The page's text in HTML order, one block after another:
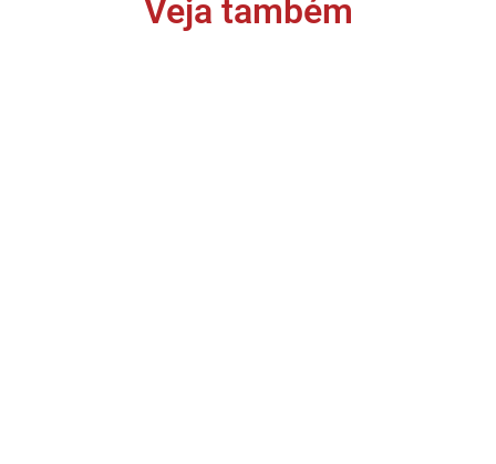
Veja também